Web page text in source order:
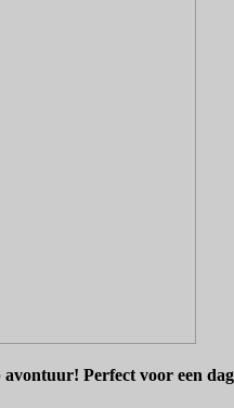
Perfect voor een